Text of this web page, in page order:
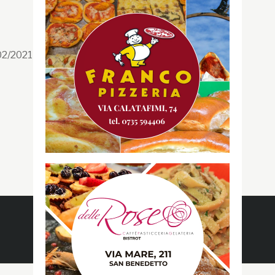
n. 199/2021
Segui la GRB
Facebook
Instagram
Twitter
Youtube
Gazzetta RossoBlù